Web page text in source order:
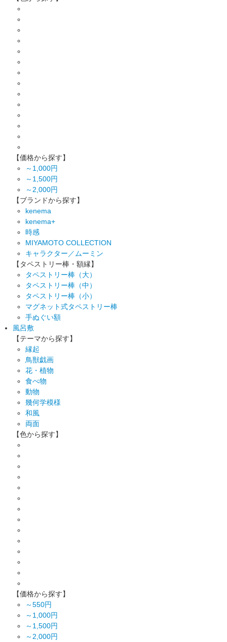
【価格から探す】
～1,000円
～1,500円
～2,000円
【ブランドから探す】
kenema
kenema+
時感
MIYAMOTO COLLECTION
キャラクター／ムーミン
【タペストリー棒・額縁】
タペストリー棒（大）
タペストリー棒（中）
タペストリー棒（小）
マグネット式タペストリー棒
手ぬぐい額
風呂敷
【テーマから探す】
縁起
鳥獣戯画
花・植物
食べ物
動物
幾何学模様
和風
両面
【色から探す】
【価格から探す】
～550円
～1,000円
～1,500円
～2,000円